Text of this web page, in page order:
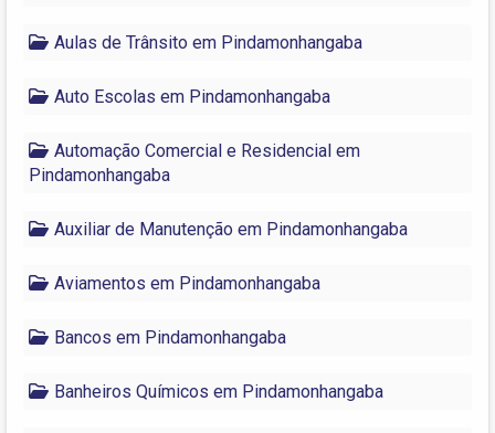
Aulas de Trânsito em Pindamonhangaba
Auto Escolas em Pindamonhangaba
Automação Comercial e Residencial em
Pindamonhangaba
Auxiliar de Manutenção em Pindamonhangaba
Aviamentos em Pindamonhangaba
Bancos em Pindamonhangaba
Banheiros Químicos em Pindamonhangaba